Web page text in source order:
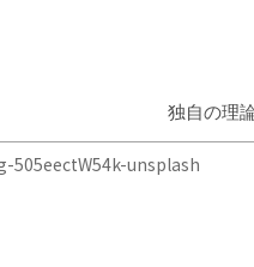
独自の理
unsplash